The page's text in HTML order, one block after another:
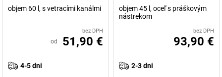
objem 60 l, s vetracími kanálmi
bez DPH
od 51,90 €
4-5 dni
objem 45 l, oceľ s práškovým
nástrekom
bez DPH
93,90 €
2-3 dni